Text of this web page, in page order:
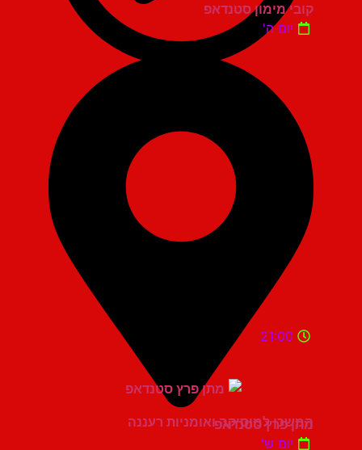
קובי מימון סטנדאפ
יום ה'
המשכן למוסיקה ואומניות רעננה
21:00
מתן פרץ סטנדאפ
יום ש'